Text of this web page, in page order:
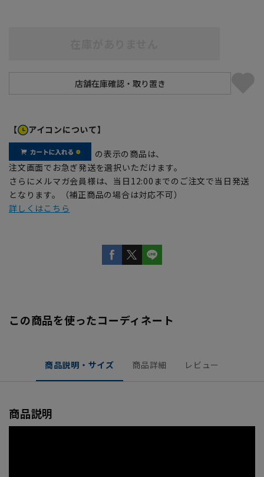
【 アイコンについて】
の表示の商品は、
注文画面でお急ぎ発送を選択いただけます。
さらにメルマガ会員様は、当日12:00までのご注文で当日発送
となります。（補正商品の場合は対応不可）
詳しくはこちら
この商品を使ったコーディネート
商品説明・サイズ 商品詳細 レビュー
商品説明